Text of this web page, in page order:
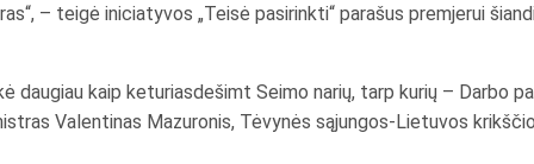
– teigė iniciatyvos „Teisė pasirinkti“ parašus premjerui
daugiau kaip keturiasdešimt Seimo narių, tarp kurių – Darbo
Valentinas Mazuronis, Tėvynės sąjungos-Lietuvos